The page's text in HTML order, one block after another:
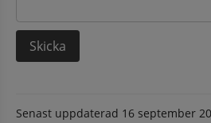
Senast uppdaterad 16 september